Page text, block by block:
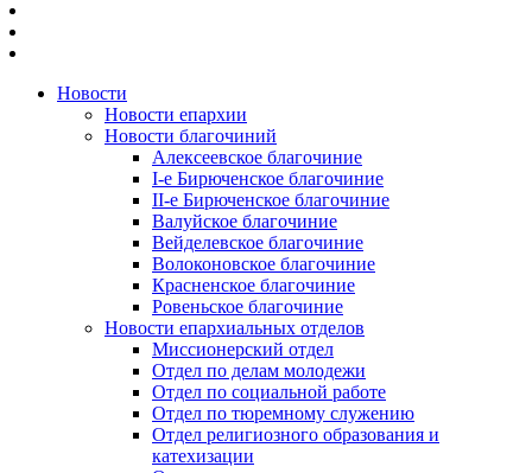
Новости
Новости епархии
Новости благочиний
Алексеевское благочиние
I-е Бирюченское благочиние
II-е Бирюченское благочиние
Валуйское благочиние
Вейделевское благочиние
Волоконовское благочиние
Красненское благочиние
Ровеньское благочиние
Новости епархиальных отделов
Миссионерский отдел
Отдел по делам молодежи
Отдел по социальной работе
Отдел по тюремному служению
Отдел религиозного образования и
катехизации